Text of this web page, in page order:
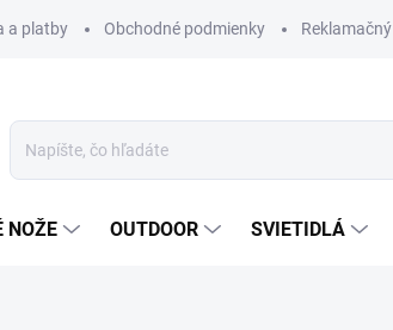
a platby Obchodné podmienky
NOŽE OUTDOOR SVIETIDLÁ